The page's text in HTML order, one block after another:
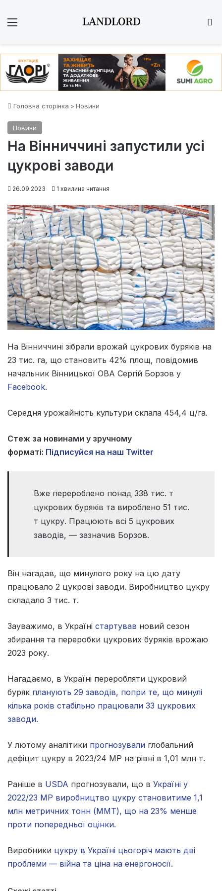
Головна сторінка > Новини
Новини
На Вінниччині запустили усі
цукрові заводи
26.09.2023 1 хвилина читання
На Вінниччині зібрали врожай цукрових буряків на
23 тис. га, що становить 42% площ, повідомив
начальник Вінницької ОВА Сергій Борзов у
Facebook.
Середня урожайність культури склала 454,4 ц/га.
Стеж за новинами у зручному
форматі: Підписуйся на наш Twitter
Вже перероблено понад 338 тис. т
цукрових буряків та вироблено 51 тис.
т цукру. Працюють всі 5 цукрових
заводів, — зазначив Борзов.
Він нагадав, що минулого року на цю дату
працювало 2 цукрові заводи. Виробництво цукру
складало 3 тис. т.
Зауважимо, в Україні стартував новий сезон
збирання та переробки цукрових буряків врожаю
2023 року.
Нагадаємо, в Україні переробляти цукровий
буряк планують 29 заводів, попри те, що минулі
кілька років стабільно працювали 33 цукрових
заводи.
У лютому аналітики прогнозували глобальний
дефіцит цукру в 2023/24 МР на рівні в 1,01 млн т.
Раніше в USDA прогнозували, що в Україні у
2022/23 МР виробництво цукру становитиме 1,1
млн метричних тонн (ММТ), що на 23% менше
проти попередньої оцінки.
Виробники цукру в Україні цьогоріч мають дві
проблеми — війна та ціна на енергоносії.